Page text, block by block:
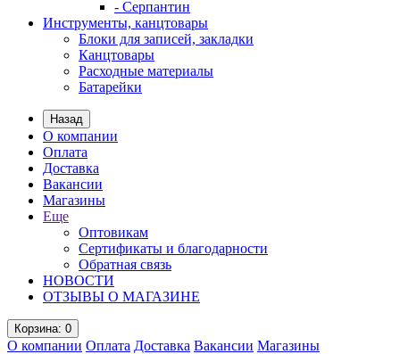
- Серпантин
Инструменты, канцтовары
Блоки для записей, закладки
Канцтовары
Расходные материалы
Батарейки
Назад
О компании
Оплата
Доставка
Вакансии
Магазины
Еще
Оптовикам
Сертификаты и благодарности
Обратная связь
НОВОСТИ
ОТЗЫВЫ О МАГАЗИНЕ
Корзина: 0
О компании Оплата Доставка Вакансии Магазины